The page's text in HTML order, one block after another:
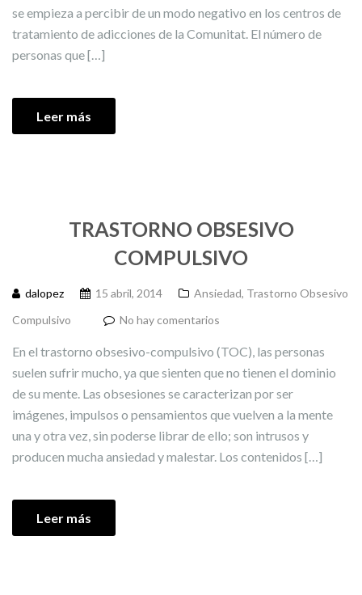
se empieza a percibir de un modo negativo en los centros de
tratamiento de adicciones de la Comunitat. El número de
personas que […]
Leer más
TRASTORNO OBSESIVO
COMPULSIVO
dalopez 15 abril, 2014 Ansiedad, Trastorno Obsesivo
Compulsivo
No hay comentarios
En el trastorno obsesivo-compulsivo (TOC), las personas
suelen sufrir mucho, ya que sienten que no tienen el dominio
de su mente. Las obsesiones se caracterizan por ser
imágenes, impulsos o pensamientos que vuelven a la mente
una y otra vez, sin poderse librar de ello; son intrusos y
producen mucha ansiedad y malestar. Los contenidos […]
Leer más